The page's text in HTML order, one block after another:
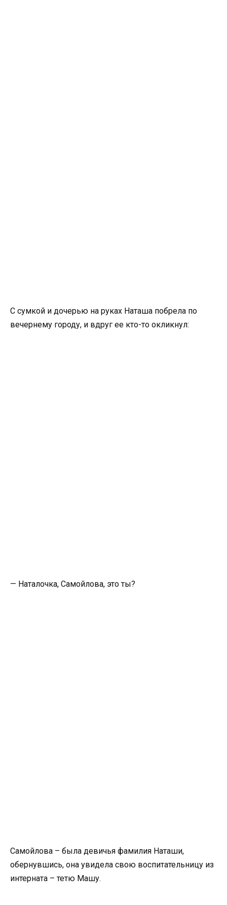
С сумкой и дочерью на руках Наташа побрела по
вечернему городу, и вдруг ее кто-то окликнул:
— Наталочка, Самойлова, это ты?
Самойлова – была девичья фамилия Наташи,
обернувшись, она увидела свою воспитательницу из
интерната – тетю Машу.